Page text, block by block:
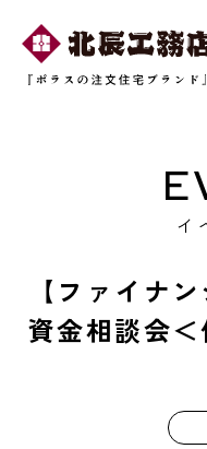
イ
【ファイナ
資金相談会